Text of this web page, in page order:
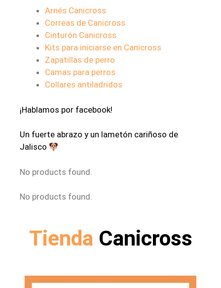
Arnés Canicross
Correas de Canicross
Cinturón Canicross
Kits para iniciarse en Canicross
Zapatillas de perro
Camas para perros
Collares antiladridos
¡Hablamos por facebook!
Un fuerte abrazo y un lametón cariñoso de
Jalisco
No products found.
No products found.
Tienda Canicross